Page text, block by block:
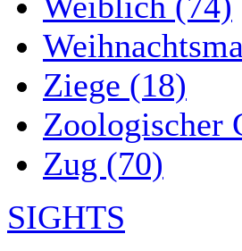
Ziege (18)
Zoologischer
Zug (70)
SIGHTS